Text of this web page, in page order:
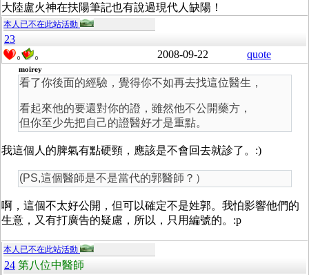
大陸盧火神在扶陽筆記也有說過現代人缺陽！
本人已不在此站活動
23
0 0 2008-09-22 quote
moirey
看了你後面的經驗，覺得你不如再去找這位醫生，
看起來他的要還對你的證，雖然他不公開藥方，
但你至少先把自己的證醫好才是重點。
我這個人的脾氣有點硬頸，應該是不會回去就診了。:)
(PS,這個醫師是不是當代的郭醫師？）
啊，這個不太好公開，但可以確定不是姓郭。我怕影響他們的
生意，又有打廣告的疑慮，所以，只用編號的。:p
本人已不在此站活動
24 第八位中醫師